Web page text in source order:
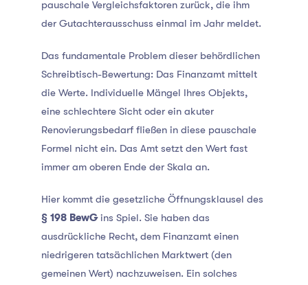
pauschale Vergleichsfaktoren zurück, die ihm
der Gutachterausschuss einmal im Jahr meldet.
Das fundamentale Problem dieser behördlichen
Schreibtisch-Bewertung: Das Finanzamt mittelt
die Werte. Individuelle Mängel Ihres Objekts,
eine schlechtere Sicht oder ein akuter
Renovierungsbedarf fließen in diese pauschale
Formel nicht ein. Das Amt setzt den Wert fast
immer am oberen Ende der Skala an.
Hier kommt die gesetzliche Öffnungsklausel des
§ 198 BewGins Spiel. Sie haben das
ausdrückliche Recht, dem Finanzamt einen
niedrigeren tatsächlichen Marktwert (den
gemeinen Wert) nachzuweisen. Ein solches